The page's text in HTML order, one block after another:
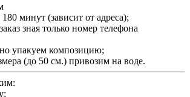
минут (зависит от адреса);
зная только номер телефона
упакуем композицию;
(до 50 см.) привозим на воде.